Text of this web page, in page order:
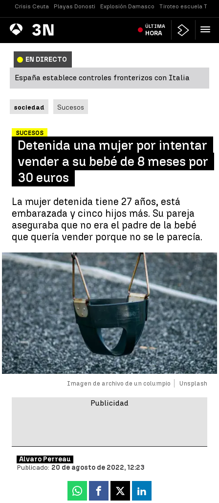
Crisis Ceuta Playas Donosti Explosión Damasco Tiroteo escuela
Antena
3 Noticias ÚLTIMA
HORA
EN DIRECTO
España establece controles fronterizos con Italia
sociedad Sucesos
SUCESOS
Detenida una mujer por intentar
vender a su bebé de 8 meses por
30 euros
La mujer detenida tiene 27 años, está
embarazada y cinco hijos más. Su pareja
aseguraba que no era el padre de la bebé
que quería vender porque no se le parecía.
Imagen de archivo de un columpio Unsplash
Álvaro Perreau
Publicado: 20 de agosto de 2022, 12:23
Whatsapp
Facebook
X Linkedin